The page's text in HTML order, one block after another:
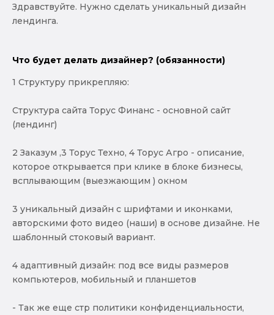
Здравствуйте. Нужно сделать уникальный дизайн
лендинга.
Что будет делать дизайнер? (обязанности)
1 Структуру прикрепляю:
Структура сайта Торус Финанс - основной сайт
(лендинг)
2 Заказум ,3 Торус Техно, 4 Торус Агро - описание,
которое открывается при клике в блоке бизнесы,
всплывающим (выезжающим ) окном
3 уникальный дизайн с шрифтами и иконками,
авторскими фото видео (наши) в основе дизайне. Не
шаблонный стоковый вариант.
4 адаптивный дизайн: под все виды размеров
компьютеров, мобильный и планшетов
- Так же еще стр политики конфиденциальности,